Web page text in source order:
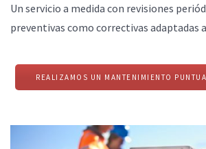
Un servicio a medida con revisiones
preventivas como correctivas adaptadas
REALIZAMOS UN MANTENIMIENTO